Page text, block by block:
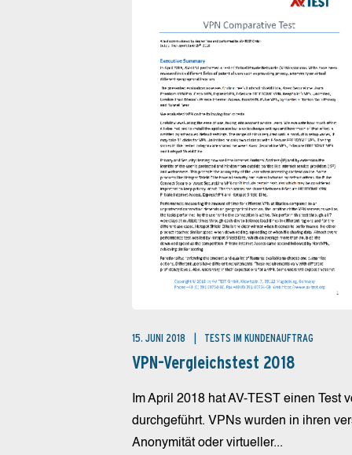
15. JUNI 2018 TESTS IM KUNDENAUFTRAG
VPN-Vergleichstest 2018
Im April 2018 hat AV-TEST einen
durchgeführt. VPNs wurden in ihren
Anonymität oder virtueller...